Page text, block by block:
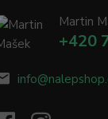
Martin
+420